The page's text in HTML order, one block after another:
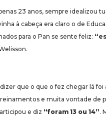
23 anos, sempre idealizou
à cabeça era claro o de
para o Pan se sente feliz:
que o que o fez chegar lá
e muita vontade de
e diz “foram 13 ou 14”.